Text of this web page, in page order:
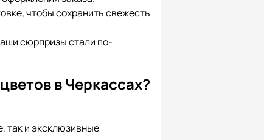
чтобы сохранить свежесть
сюрпризы стали по-
в Черкассах?
так и эксклюзивные